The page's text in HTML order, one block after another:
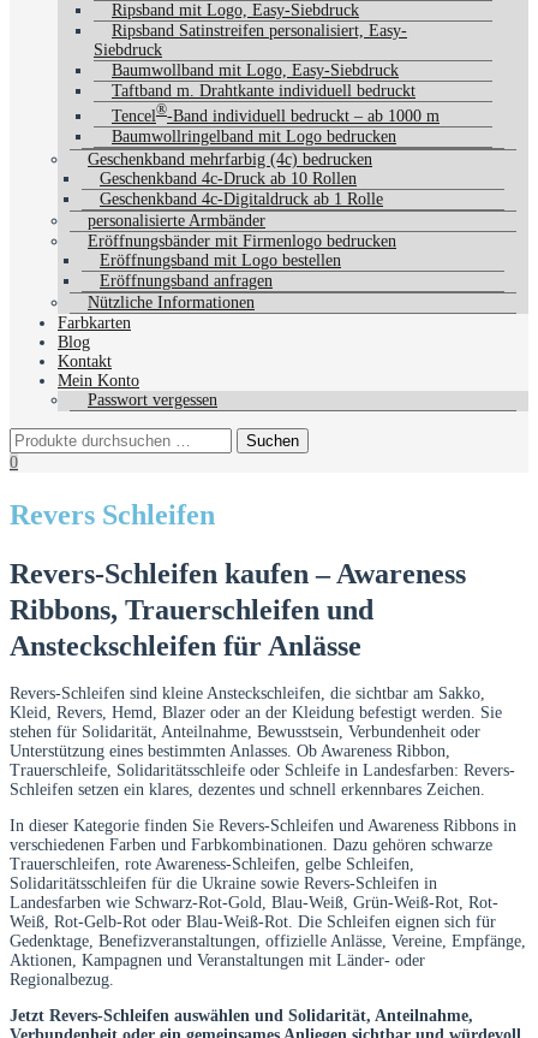
Ripsband mit Logo, Easy-Siebdruck
Ripsband Satinstreifen personalisiert, Easy-
Siebdruck
Baumwollband mit Logo, Easy-Siebdruck
Taftband m. Drahtkante individuell bedruckt
Tencel®-Band individuell bedruckt – ab 1000 m
Baumwollringelband mit Logo bedrucken
Geschenkband mehrfarbig (4c) bedrucken
Geschenkband 4c-Druck ab 10 Rollen
Geschenkband 4c-Digitaldruck ab 1 Rolle
personalisierte Armbänder
Eröffnungsbänder mit Firmenlogo bedrucken
Eröffnungsband mit Logo bestellen
Eröffnungsband anfragen
Nützliche Informationen
Farbkarten
Blog
Kontakt
Mein Konto
Passwort vergessen
0
Revers Schleifen
Revers-Schleifen kaufen – Awareness
Ribbons, Trauerschleifen und
Ansteckschleifen für Anlässe
Revers-Schleifen sind kleine Ansteckschleifen, die sichtbar am Sakko,
Kleid, Revers, Hemd, Blazer oder an der Kleidung befestigt werden. Sie
stehen für Solidarität, Anteilnahme, Bewusstsein, Verbundenheit oder
Unterstützung eines bestimmten Anlasses. Ob Awareness Ribbon,
Trauerschleife, Solidaritätsschleife oder Schleife in Landesfarben: Revers-
Schleifen setzen ein klares, dezentes und schnell erkennbares Zeichen.
In dieser Kategorie finden Sie Revers-Schleifen und Awareness Ribbons in
verschiedenen Farben und Farbkombinationen. Dazu gehören schwarze
Trauerschleifen, rote Awareness-Schleifen, gelbe Schleifen,
Solidaritätsschleifen für die Ukraine sowie Revers-Schleifen in
Landesfarben wie Schwarz-Rot-Gold, Blau-Weiß, Grün-Weiß-Rot, Rot-
Weiß, Rot-Gelb-Rot oder Blau-Weiß-Rot. Die Schleifen eignen sich für
Gedenktage, Benefizveranstaltungen, offizielle Anlässe, Vereine, Empfänge,
Aktionen, Kampagnen und Veranstaltungen mit Länder- oder
Regionalbezug.
Jetzt Revers-Schleifen auswählen und Solidarität, Anteilnahme,